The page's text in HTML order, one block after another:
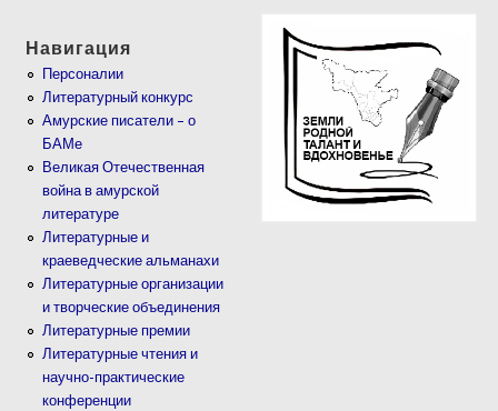
Навигация
Персоналии
Литературный конкурс
Амурские писатели – о
БАМе
Великая Отечественная
война в амурской
литературе
Литературные и
краеведческие альманахи
Литературные организации
и творческие объединения
Литературные премии
Литературные чтения и
научно-практические
конференции